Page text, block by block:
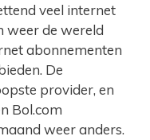
veel internet
weer de wereld
abonnementen
De
provider, en
Bol.com
weer anders.